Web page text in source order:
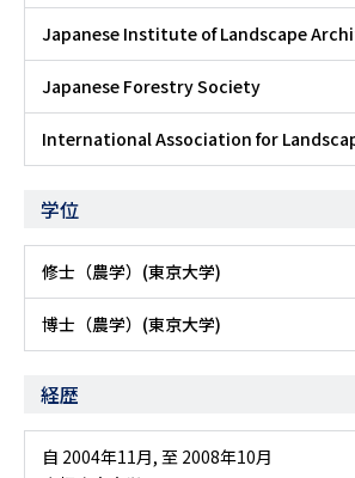
Japanese Institute of Landscape
Japanese Forestry Society
International Association for
学位
修士（農学）(東京大学)
博士（農学）(東京大学)
経歴
自 2004年11月, 至 2008年10月